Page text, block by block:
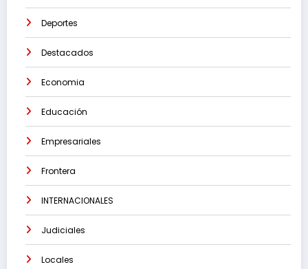
Deportes
Destacados
Economia
Educación
Empresariales
Frontera
INTERNACIONALES
Judiciales
Locales